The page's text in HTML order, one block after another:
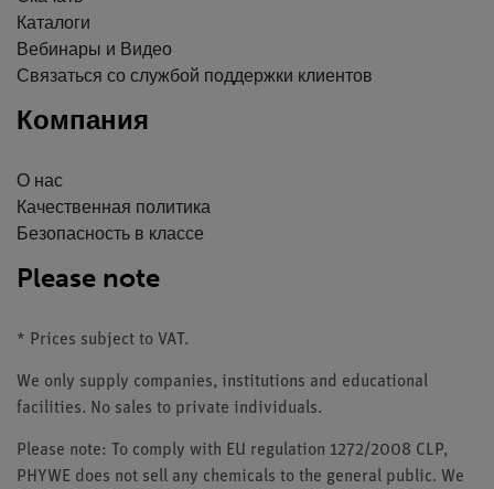
Каталоги
Вебинары и Видео
Связаться со службой поддержки клиентов
Компания
О нас
Качественная политика
Безопасность в классе
Please note
* Prices subject to VAT.
We only supply companies, institutions and educational
facilities. No sales to private individuals.
Please note: To comply with EU regulation 1272/2008 CLP,
PHYWE does not sell any chemicals to the general public. We